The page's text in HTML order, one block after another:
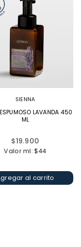
SIENNA
LAVANDA 450
ML
Precio
habitual
$19.900
Valor ml: $44
al carrito